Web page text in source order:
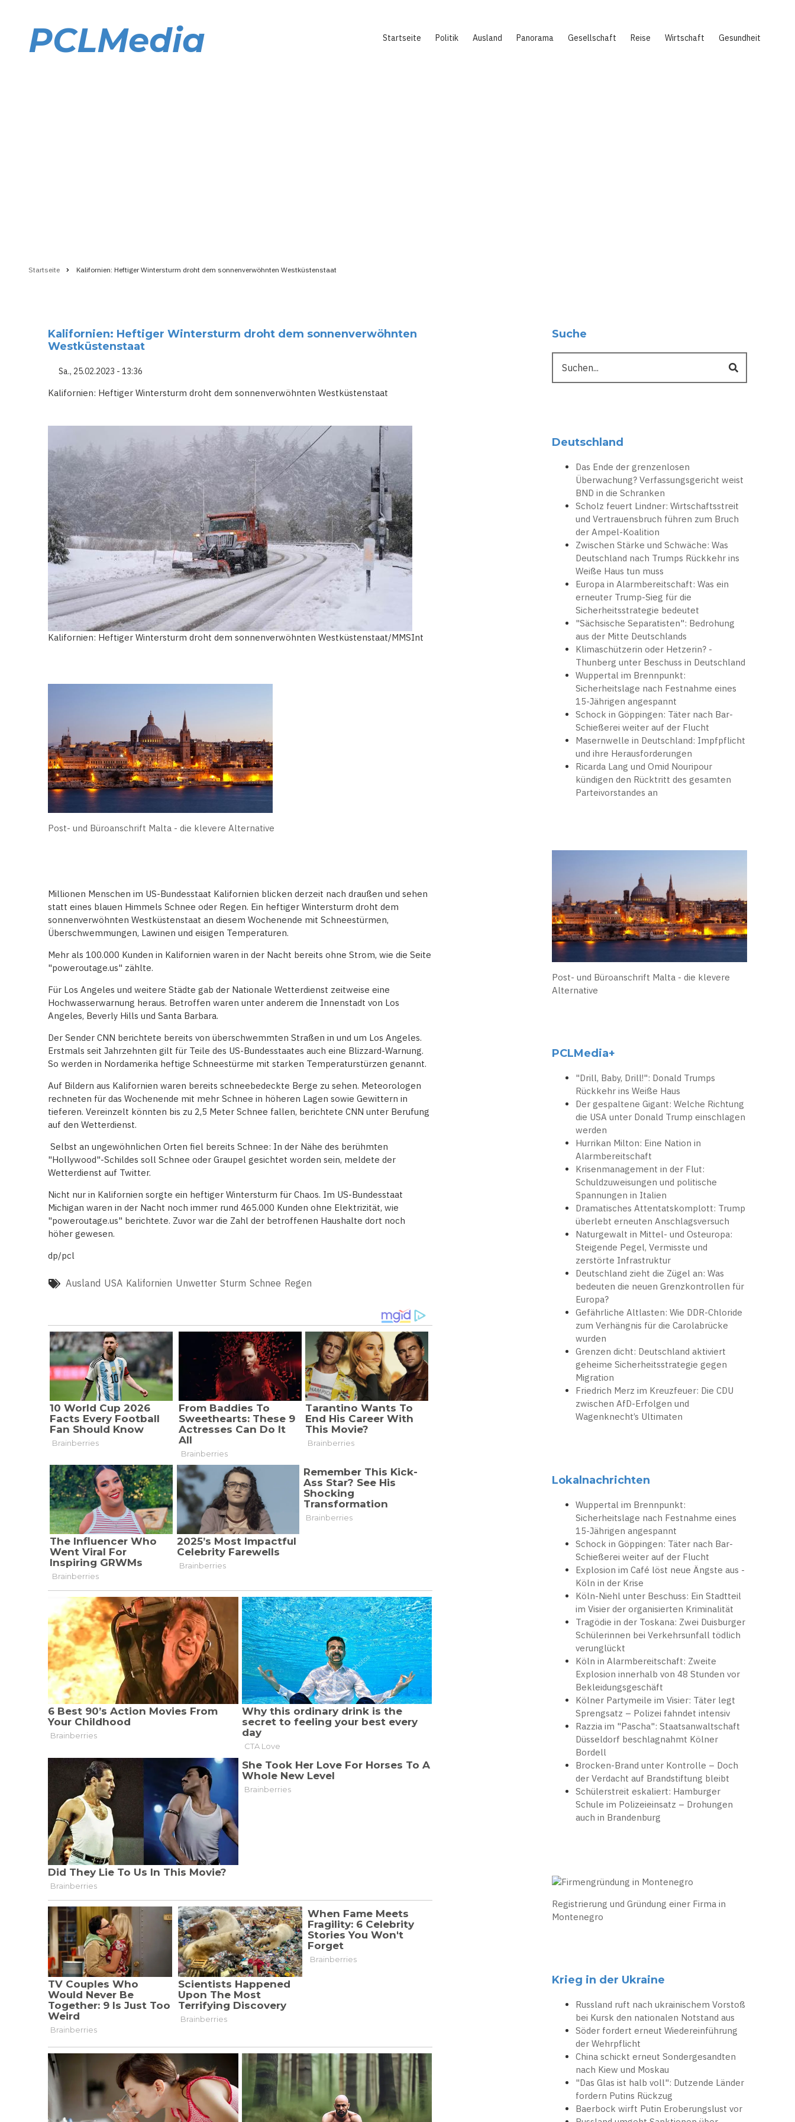
PCLMedia Startseite Politik Ausland Panorama Gesellschaft Reise Wirtschaft Gesundheit
Startseite Kalifornien: Heftiger Wintersturm droht dem sonnenverwöhnten Westküstenstaat
Kalifornien: Heftiger Wintersturm droht dem sonnenverwöhnten
Westküstenstaat
Sa., 25.02.2023 - 13:36
Kalifornien: Heftiger Wintersturm droht dem sonnenverwöhnten Westküstenstaat
Kalifornien: Heftiger Wintersturm droht dem sonnenverwöhnten Westküstenstaat/MMSInt
Post- und Büroanschrift Malta - die klevere Alternative
Millionen Menschen im US-Bundesstaat Kalifornien blicken derzeit nach draußen und sehen
statt eines blauen Himmels Schnee oder Regen. Ein heftiger Wintersturm droht dem
sonnenverwöhnten Westküstenstaat an diesem Wochenende mit Schneestürmen,
Überschwemmungen, Lawinen und eisigen Temperaturen.
Mehr als 100.000 Kunden in Kalifornien waren in der Nacht bereits ohne Strom, wie die Seite
"poweroutage.us" zählte.
Für Los Angeles und weitere Städte gab der Nationale Wetterdienst zeitweise eine
Hochwasserwarnung heraus. Betroffen waren unter anderem die Innenstadt von Los
Angeles, Beverly Hills und Santa Barbara.
Der Sender CNN berichtete bereits von überschwemmten Straßen in und um Los Angeles.
Erstmals seit Jahrzehnten gilt für Teile des US-Bundesstaates auch eine Blizzard-Warnung.
So werden in Nordamerika heftige Schneestürme mit starken Temperaturstürzen genannt.
Auf Bildern aus Kalifornien waren bereits schneebedeckte Berge zu sehen. Meteorologen
rechneten für das Wochenende mit mehr Schnee in höheren Lagen sowie Gewittern in
tieferen. Vereinzelt könnten bis zu 2,5 Meter Schnee fallen, berichtete CNN unter Berufung
auf den Wetterdienst.
Selbst an ungewöhnlichen Orten fiel bereits Schnee: In der Nähe des berühmten
"Hollywood"-Schildes soll Schnee oder Graupel gesichtet worden sein, meldete der
Wetterdienst auf Twitter.
Nicht nur in Kalifornien sorgte ein heftiger Wintersturm für Chaos. Im US-Bundesstaat
Michigan waren in der Nacht noch immer rund 465.000 Kunden ohne Elektrizität, wie
"poweroutage.us" berichtete. Zuvor war die Zahl der betroffenen Haushalte dort noch
höher gewesen.
dp/pcl
Ausland USA Kalifornien Unwetter Sturm Schnee Regen
Suche
Deutschland
Das Ende der grenzenlosen
Überwachung? Verfassungsgericht weist
BND in die Schranken
Scholz feuert Lindner: Wirtschaftsstreit
und Vertrauensbruch führen zum Bruch
der Ampel-Koalition
Zwischen Stärke und Schwäche: Was
Deutschland nach Trumps Rückkehr ins
Weiße Haus tun muss
Europa in Alarmbereitschaft: Was ein
erneuter Trump-Sieg für die
Sicherheitsstrategie bedeutet
"Sächsische Separatisten": Bedrohung
aus der Mitte Deutschlands
Klimaschützerin oder Hetzerin? -
Thunberg unter Beschuss in Deutschland
Wuppertal im Brennpunkt:
Sicherheitslage nach Festnahme eines
15-Jährigen angespannt
Schock in Göppingen: Täter nach Bar-
Schießerei weiter auf der Flucht
Masernwelle in Deutschland: Impfpflicht
und ihre Herausforderungen
Ricarda Lang und Omid Nouripour
kündigen den Rücktritt des gesamten
Parteivorstandes an
Post- und Büroanschrift Malta - die klevere
Alternative
PCLMedia+
"Drill, Baby, Drill!": Donald Trumps
Rückkehr ins Weiße Haus
Der gespaltene Gigant: Welche Richtung
die USA unter Donald Trump einschlagen
werden
Hurrikan Milton: Eine Nation in
Alarmbereitschaft
Krisenmanagement in der Flut:
Schuldzuweisungen und politische
Spannungen in Italien
Dramatisches Attentatskomplott: Trump
überlebt erneuten Anschlagsversuch
Naturgewalt in Mittel- und Osteuropa:
Steigende Pegel, Vermisste und
zerstörte Infrastruktur
Deutschland zieht die Zügel an: Was
bedeuten die neuen Grenzkontrollen für
Europa?
Gefährliche Altlasten: Wie DDR-Chloride
zum Verhängnis für die Carolabrücke
wurden
Grenzen dicht: Deutschland aktiviert
geheime Sicherheitsstrategie gegen
Migration
Friedrich Merz im Kreuzfeuer: Die CDU
zwischen AfD-Erfolgen und
Wagenknecht’s Ultimaten
Lokalnachrichten
Wuppertal im Brennpunkt:
Sicherheitslage nach Festnahme eines
15-Jährigen angespannt
Schock in Göppingen: Täter nach Bar-
Schießerei weiter auf der Flucht
Explosion im Café löst neue Ängste aus -
Köln in der Krise
Köln-Niehl unter Beschuss: Ein Stadtteil
im Visier der organisierten Kriminalität
Tragödie in der Toskana: Zwei Duisburger
Schülerinnen bei Verkehrsunfall tödlich
verunglückt
Köln in Alarmbereitschaft: Zweite
Explosion innerhalb von 48 Stunden vor
Bekleidungsgeschäft
Kölner Partymeile im Visier: Täter legt
Sprengsatz – Polizei fahndet intensiv
Razzia im "Pascha": Staatsanwaltschaft
Düsseldorf beschlagnahmt Kölner
Bordell
Brocken-Brand unter Kontrolle – Doch
der Verdacht auf Brandstiftung bleibt
Schülerstreit eskaliert: Hamburger
Schule im Polizeieinsatz – Drohungen
auch in Brandenburg
Registrierung und Gründung einer Firma in
Montenegro
Krieg in der Ukraine
Russland ruft nach ukrainischem Vorstoß
bei Kursk den nationalen Notstand aus
Söder fordert erneut Wiedereinführung
der Wehrpflicht
China schickt erneut Sondergesandten
nach Kiew und Moskau
"Das Glas ist halb voll": Dutzende Länder
fordern Putins Rückzug
Baerbock wirft Putin Eroberungslust vor